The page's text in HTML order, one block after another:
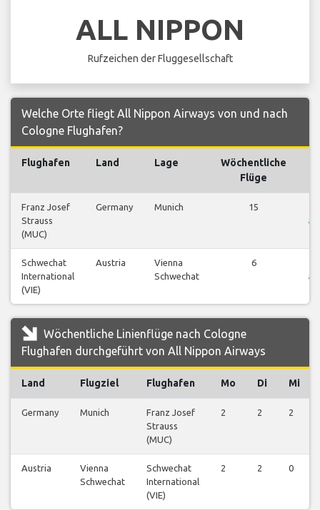
ALL NIPPON
Rufzeichen der Fluggesellschaft
Welche Orte fliegt All Nippon Airways von und nach
Cologne Flughafen?
Flughafen Land Lage
Wöchentliche
Flüge
Franz Josef
Strauss
(MUC)
Germany Munich 15
Schwechat
International
(VIE)
Austria
Vienna
Schwechat
6
Wöchentliche Linienflüge nach Cologne
Flughafen durchgeführt von All Nippon Airways
Land Flugziel Flughafen Mo Di Mi
Germany Munich
Franz Josef
Strauss
(MUC)
2 2 2
Austria
Vienna
Schwechat
Schwechat
International
(VIE)
2 2 0